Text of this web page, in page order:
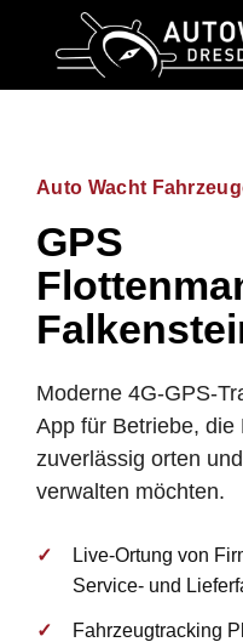
Auto Wacht
GPS
Moderne 4G-GPS-
App für Betriebe, die
zuverlässig orten
verwalten möchten.
Live-Ortung von
Service- und
Fahrzeugtracking